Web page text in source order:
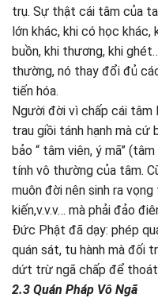
trụ. Sự thật cái tâm của
lớn khác, khi có học khác,
buồn, khi thương, khi
thường, nó thay đổi đủ
tiến hóa.
Người đời vì chấp cái tâm
trau giồi tánh hạnh mà cứ
bảo “ tâm viên, ý mã”
tính vô thường của tâm.
muôn đời nên sinh ra
kiến,v.v.v… mà phải đảo
Đức Phật đã dạy: phép
quán sát, tu hành mà đối
dứt trừ ngã chấp để thoát
2.3 Quán Pháp Vô Ngã